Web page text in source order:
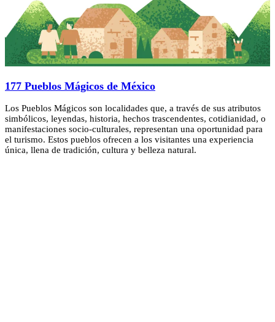
177 Pueblos Mágicos de México
Los Pueblos Mágicos son localidades que, a través de sus atributos
simbólicos, leyendas, historia, hechos trascendentes, cotidianidad, o
manifestaciones socio-culturales, representan una oportunidad para
el turismo. Estos pueblos ofrecen a los visitantes una experiencia
única, llena de tradición, cultura y belleza natural.